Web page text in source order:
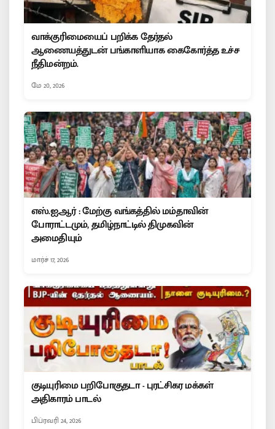
வாக்குரிமையைப் பறிக்க தேர்தல்
ஆணையத்துடன் பங்காளியாக கைகோர்த்த உச்ச
நீதிமன்றம்.
மே 20, 2026
எஸ்.ஐ.ஆர் : மேற்கு வங்கத்தில் மம்தாவின்
போராட்டமும், தமிழ்நாட்டில் திமுகவின்
அமைதியும்
மார்ச் 17, 2026
குடியுரிமை பறிபோகுதடா - புரட்சிகர மக்கள்
அதிகாரம் பாடல்
பிப்ரவரி 24, 2026